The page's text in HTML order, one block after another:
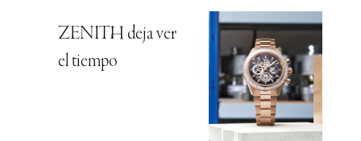
ZENITH deja ver
el tiempo